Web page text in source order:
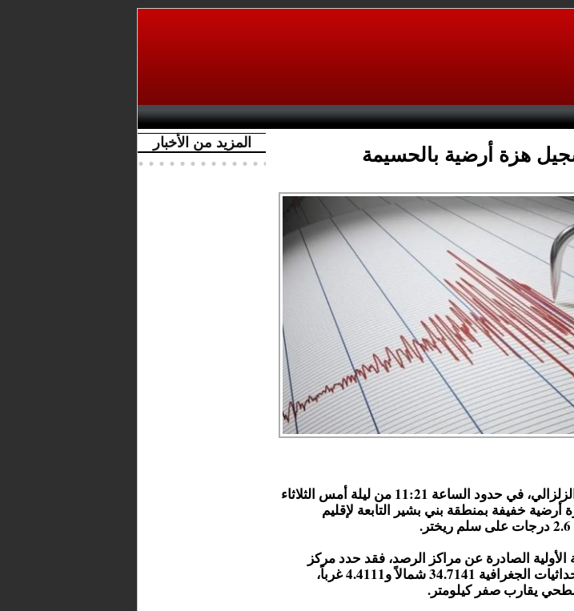
المزيد من الأخبار
هزة أرضية بالحسيمة
رصدت مراكز الرصد الزلزالي، في حدود الساعة 11:21 من ليلة أمس الثلاثاء
أرضية خفيفة بمنطقة بني بشير التابعة لإقليم
الأولية الصادرة عن مراكز الرصد، فقد حدد مركز
الهزة الأرضية عند الإحداثيات الجغرافية 34.7141 شمالاً و4.4111 غرباً،
يقارب صفر كيلومتر.